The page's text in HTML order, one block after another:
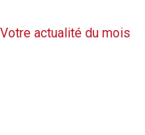
Votre actualité du mois